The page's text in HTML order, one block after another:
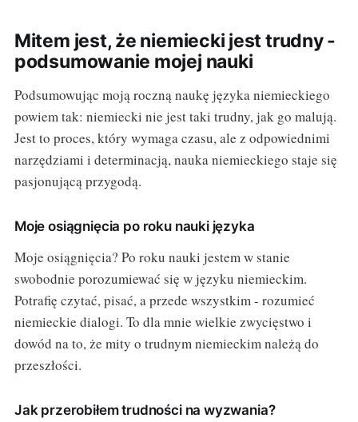
Mitem jest, że niemiecki jest trudny -
podsumowanie mojej nauki
Podsumowując moją roczną naukę języka niemieckiego
powiem tak: niemiecki nie jest taki trudny, jak go malują.
Jest to proces, który wymaga czasu, ale z odpowiednimi
narzędziami i determinacją, nauka niemieckiego staje się
pasjonującą przygodą.
Moje osiągnięcia po roku nauki języka
Moje osiągnięcia? Po roku nauki jestem w stanie
swobodnie porozumiewać się w języku niemieckim.
Potrafię czytać, pisać, a przede wszystkim - rozumieć
niemieckie dialogi. To dla mnie wielkie zwycięstwo i
dowód na to, że mity o trudnym niemieckim należą do
przeszłości.
Jak przerobiłem trudności na wyzwania?